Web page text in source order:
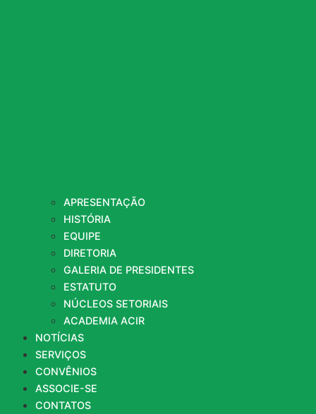
APRESENTAÇÃO
HISTÓRIA
EQUIPE
DIRETORIA
GALERIA DE PRESIDENTES
ESTATUTO
NÚCLEOS SETORIAIS
ACADEMIA ACIR
NOTÍCIAS
SERVIÇOS
CONVÊNIOS
ASSOCIE-SE
CONTATOS